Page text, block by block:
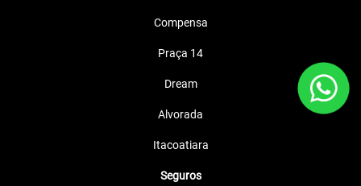
Compensa
Praça 14
Dream
Alvorada
Itacoatiara
Seguros